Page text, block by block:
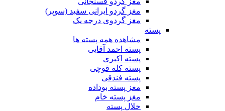
مغز گردو ایرانی سفید (سوپر)
مغز گردوی درجه یک
پسته
مشاهده همه پسته ها
پسته احمد آقایی
پسته اکبری
پسته کله قوچی
پسته فندقی
مغز پسته بوداده
مغز پسته خام
خلال پسته